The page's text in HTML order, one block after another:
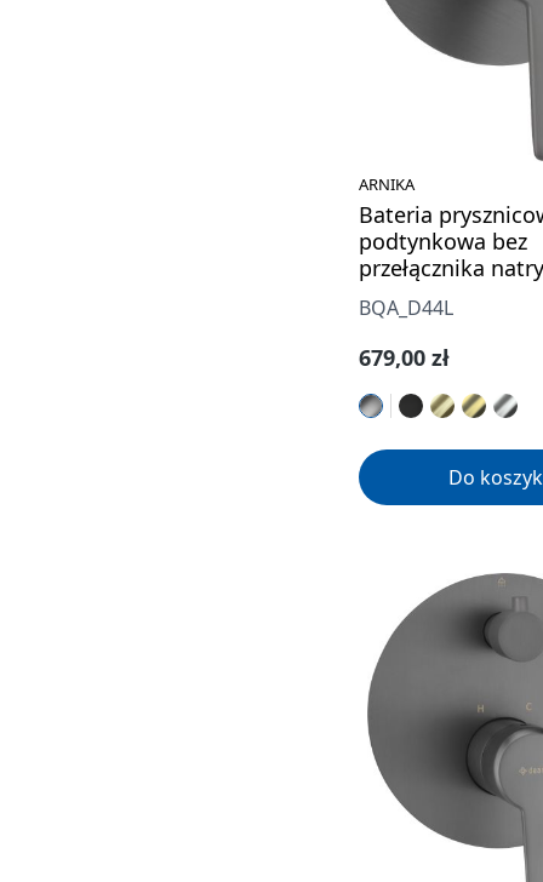
ARNIKA
Bateria
podtynkowa bez
przełącznika
BQA_D44L
Cena regularna:
679,00 zł
Do